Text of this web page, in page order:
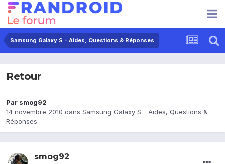
Samsung Galaxy S - Aides, Questions & Réponses
Retour
Par smog92
14 novembre 2010 dans Samsung Galaxy S - Aides, Questions &
Réponses
smog92